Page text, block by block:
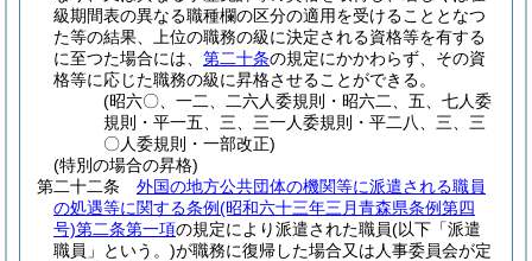
級期間表の異なる職種欄の区分の適用を受けることとなつ
た等の結果、上位の職務の級に決定される資格等を有する
に至つた場合には、 第二十条の規定にかかわらず、その資
格等に応じた職務の級に昇格させることができる。
(昭六〇、一二、二六人委規則・昭六二、五、七人委
規則・平一五、三、三一人委規則・平二八、三、三
〇人委規則・一部改正)
(特別の場合の昇格)
第二十二条
外国の地方公共団体の機関等に派遣される職員
の処遇等に関する条例(昭和六十三年三月青森県条例第四
号)第二条第一項の規定により派遣された職員(以下「派遣
職員」という。)が職務に復帰した場合又は人事委員会が定